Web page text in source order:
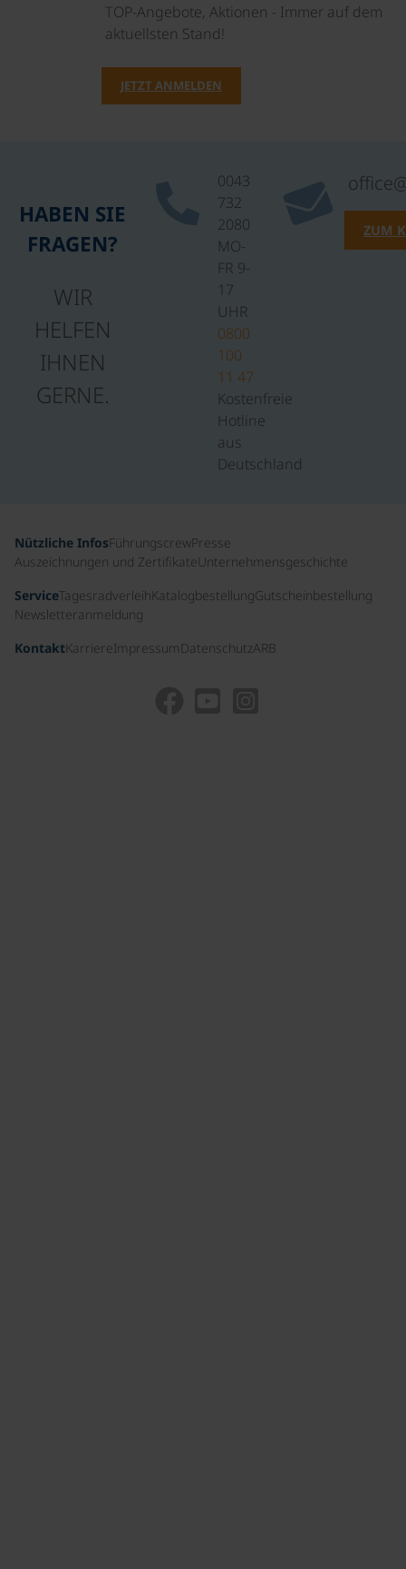
TOP-Angebote, Aktionen - Immer auf dem
aktuellsten Stand!
JETZT ANMELDEN
HABEN SIE
FRAGEN?
WIR
HELFEN
IHNEN
GERNE.
0043
732
2080
MO-
FR 9-
17
UHR
0800
100
11 47
Kostenfreie
Hotline
aus
Deutschland
ZUM
Nützliche InfosFührungscrewPresse
Auszeichnungen und ZertifikateUnternehmensgeschichte
ServiceTagesradverleihKatalogbestellungGutscheinbestellung
Newsletteranmeldung
KontaktKarriereImpressum DatenschutzARB